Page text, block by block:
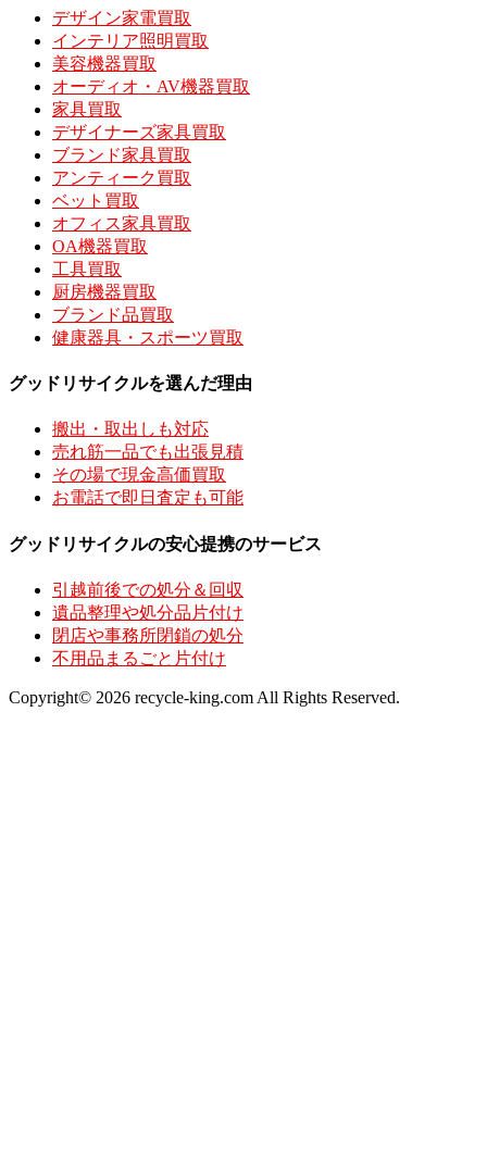
デザイン家電買取
インテリア照明買取
美容機器買取
オーディオ・AV機器買取
家具買取
デザイナーズ家具買取
ブランド家具買取
アンティーク買取
ベット買取
オフィス家具買取
OA機器買取
工具買取
厨房機器買取
ブランド品買取
健康器具・スポーツ買取
グッドリサイクルを選んだ理由
搬出・取出しも対応
売れ筋一品でも出張見積
その場で現金高価買取
お電話で即日査定も可能
グッドリサイクルの安心提携のサービス
引越前後での処分＆回収
遺品整理や処分品片付け
閉店や事務所閉鎖の処分
不用品まるごと片付け
Copyright© 2026 recycle-king.com All Rights Reserved.